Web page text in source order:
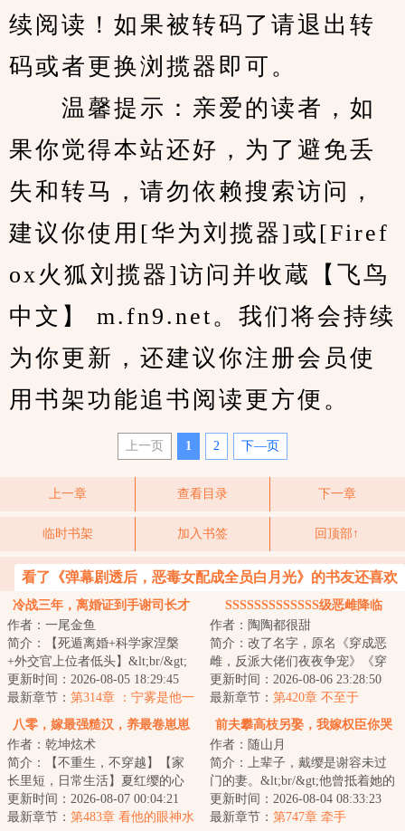
续阅读！如果被转码了请退出转
码或者更换浏揽器即可。
温馨提示：亲爱的读者，如
果你觉得本站还好，为了避免丢
失和转马，请勿依赖搜索访问，
建议你使用[华为刘揽器]或[Firef
ox火狐刘揽器]访问并收蔵【飞鸟
中文】 m.fn9.net。我们将会持续
为你更新，还建议你注册会员使
用书架功能追书阅读更方便。
上一页 1 2 下—页
上一章 查看目录 下一章
临时书架 加入书签 回顶部↑
看了《弹幕剧透后，恶毒女配成全员白月光》的书友还喜欢
冷战三年，离婚证到手谢司长才
说爱我
作者：一尾金鱼
简介：【死遁离婚+科学家涅槃
+外交官上位者低头】&lt;br/&gt;
宁雾拿到子宫癌诊断书那天，撞
破丈夫陪她亲...
更新时间：2026-08-05 18:29:45
最新章节： 第314章 ：宁雾是他一
生亏欠
SSSSSSSSSSSSS级恶雌降临
作者：陶陶都很甜
简介：改了名字，原名《穿成恶
雌，反派大佬们夜夜争宠》《穿
越兽世：恶雌降临，兽夫超宠
的》&lt;br/&gt;...
更新时间：2026-08-06 23:28:50
最新章节： 第420章 不至于
八零，嫁最强糙汉，养最卷崽崽
作者：乾坤炫术
简介：【不重生，不穿越】【家
长里短，日常生活】夏红缨的心
思很单纯：好好过日子。但人心
难测。老公是军...
更新时间：2026-08-07 00:04:21
最新章节： 第483章 看他的眼神水
前夫攀高枝另娶，我嫁权臣你哭
作者：随山月
简介：上辈子，戴缨是谢容未过
门的妻。&lt;br/&gt;他曾抵着她的
鬓发低语：“我的妻唯你一
人。”&lt;br/&g...
更新时间：2026-08-04 08:33:23
最新章节： 第747章 牵手